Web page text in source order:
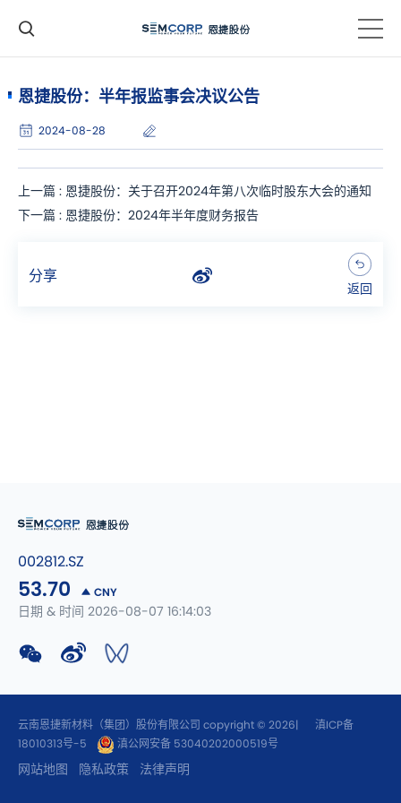
恩捷股份：半年报监事会决议公告
2024-08-28
上一篇 : 恩捷股份：关于召开2024年第八次临时股东大会的通知
下一篇 : 恩捷股份：2024年半年度财务报告
分享
返回
002812.SZ
53.70 CNY
日期 & 时间 2026-08-07 16:14:03
云南恩捷新材料（集团）股份有限公司 copyright © 2026|
滇ICP备
18010313号-5
滇公网安备 53040202000519号
网站地图 隐私政策 法律声明